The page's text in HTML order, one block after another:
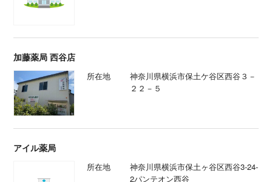
加藤薬局 西谷店
所在地
神奈川県横浜市保土ケ谷区西谷３－
２２－５
アイル薬局
所在地
神奈川県横浜市保土ヶ谷区西谷3-24-
2パンテオン西谷